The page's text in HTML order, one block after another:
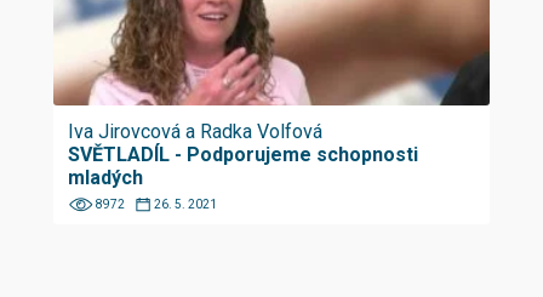
Iva Jirovcová a Radka Volfová
SVĚTLADÍL - Podporujeme schopnosti
mladých
8972 26. 5. 2021